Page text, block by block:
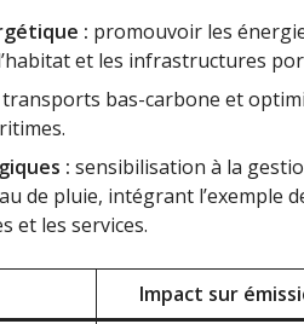
: promouvoir les
et les infrastructures
bas-carbone et
: sensibilisation à la
de pluie, intégrant l’exemple
et les services.
Impact sur